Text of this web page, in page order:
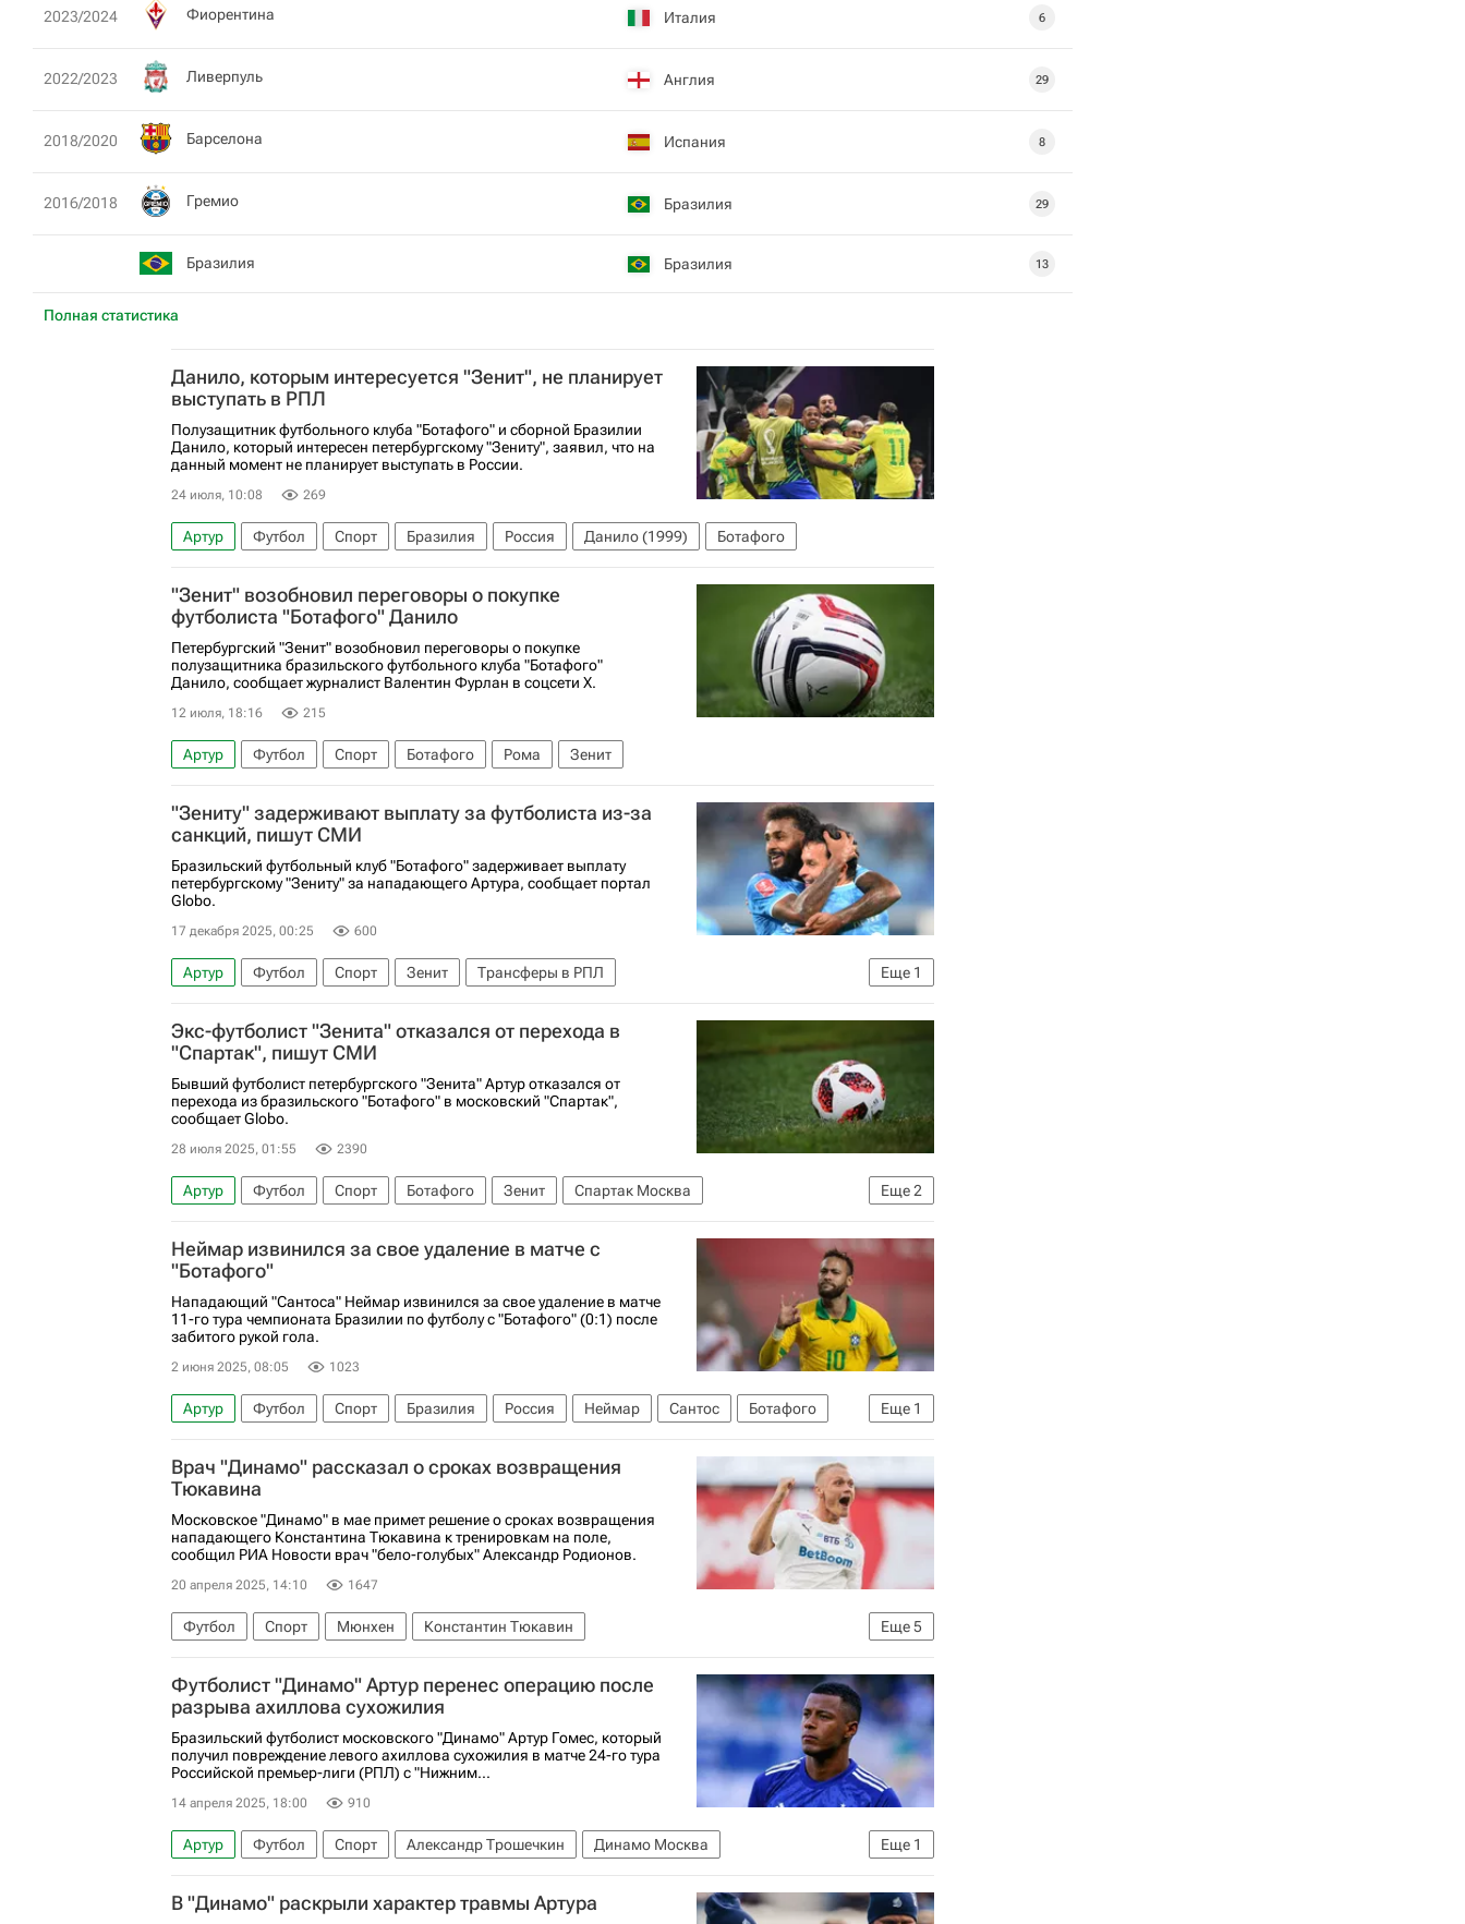
Полная статистика
2023/2024 Фиорентина Италия 6
2022/2023 Ливерпуль Англия 29
2018/2020 Барселона Испания 8
2016/2018 Гремио Бразилия 29
Бразилия Бразилия 13
Данило, которым интересуется "Зенит", не планирует
выступать в РПЛ
Полузащитник футбольного клуба "Ботафого" и сборной Бразилии
Данило, который интересен петербургскому "Зениту", заявил, что на
данный момент не планирует выступать в России.
24 июля, 10:08 269
Артур Футбол Спорт Бразилия Россия Данило (1999) Ботафого
"Зенит" возобновил переговоры о покупке
футболиста "Ботафого" Данило
Петербургский "Зенит" возобновил переговоры о покупке
полузащитника бразильского футбольного клуба "Ботафого"
Данило, сообщает журналист Валентин Фурлан в соцсети X.
12 июля, 18:16 215
Артур Футбол Спорт Ботафого Рома Зенит
"Зениту" задерживают выплату за футболиста из-за
санкций, пишут СМИ
Бразильский футбольный клуб "Ботафого" задерживает выплату
петербургскому "Зениту" за нападающего Артура, сообщает портал
Globo.
17 декабря 2025, 00:25 600
Еще 1
Артур Футбол Спорт Зенит
Трансферы в РПЛ
РПЛ 2026-2027 (Чемпионат России по футболу)
Экс-футболист "Зенита" отказался от перехода в
"Спартак", пишут СМИ
Бывший футболист петербургского "Зенита" Артур отказался от
перехода из бразильского "Ботафого" в московский "Спартак",
сообщает Globo.
28 июля 2025, 01:55 2390
Еще2
Артур Футбол Спорт Ботафого Зенит
Спартак Москва
РПЛ 2026-2027 (Чемпионат России по футболу)
Трансферы в РПЛ
Неймар извинился за свое удаление в матче с
"Ботафого"
Нападающий "Сантоса" Неймар извинился за свое удаление в матче
11-го тура чемпионата Бразилии по футболу с "Ботафого" (0:1) после
забитого рукой гола.
2 июня 2025, 08:05 1023
Еще 1
Артур Футбол Спорт Бразилия Россия Неймар Сантос
Ботафого
Зенит
Врач "Динамо" рассказал о сроках возвращения
Тюкавина
Московское "Динамо" в мае примет решение о сроках возвращения
нападающего Константина Тюкавина к тренировкам на поле,
сообщил РИА Новости врач "бело-голубых" Александр Родионов.
20 апреля 2025, 14:10 1647
Еще5
Футбол Спорт Мюнхен
Константин Тюкавин
Андрей Михайлов (Дорожное радио)
Динамо Москва Ростов
Нижний Новгород
РПЛ 2026-2027 (Чемпионат России по футболу)
Футболист "Динамо" Артур перенес операцию после
разрыва ахиллова сухожилия
Бразильский футболист московского "Динамо" Артур Гомес, который
получил повреждение левого ахиллова сухожилия в матче 24-го тура
Российской премьер-лиги (РПЛ) с "Нижним...
14 апреля 2025, 18:00 910
Еще 1
Артур Футбол Спорт Александр Трошечкин
Динамо Москва
Нижний Новгород
В "Динамо" раскрыли характер травмы Артура